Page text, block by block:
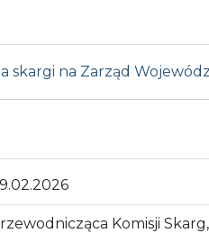
skargi na Zarząd
Komisji